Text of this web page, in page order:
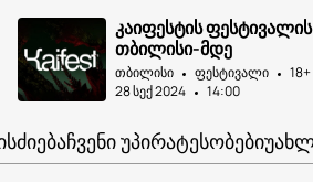
კაიფესტის
თბილისი-მდე
თბილისი ფესტივალი
18+
28 სექ 2024
14:00
ᲩᲕᲔᲜᲘ ᲣᲞᲘᲠᲐᲢᲔᲡᲝᲑᲔᲑᲘ